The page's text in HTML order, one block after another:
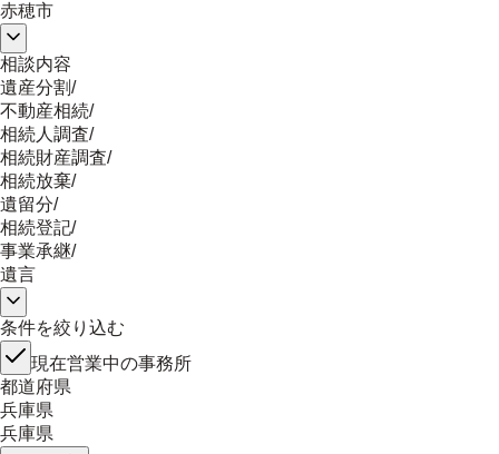
赤穂市
相談内容
遺産分割/
不動産相続/
相続人調査/
相続財産調査/
相続放棄/
遺留分/
相続登記/
事業承継/
遺言
条件を絞り込む
現在営業中の事務所
都道府県
兵庫県
兵庫県